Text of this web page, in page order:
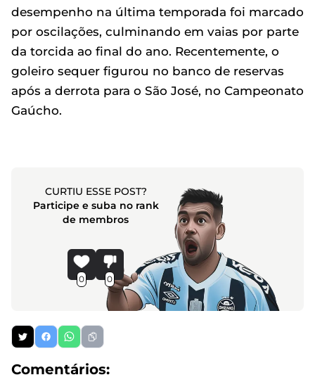
desempenho na última temporada foi marcado
por oscilações, culminando em vaias por parte
da torcida ao final do ano. Recentemente, o
goleiro sequer figurou no banco de reservas
após a derrota para o São José, no Campeonato
Gaúcho.
CURTIU ESSE POST?
Participe e suba no rank
de membros
0 0
Comentários: